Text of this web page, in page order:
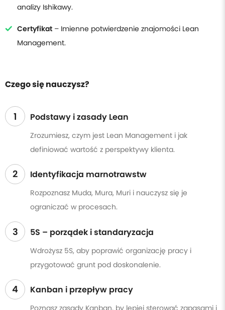
analizy Ishikawy.
Certyfikat – Imienne potwierdzenie znajomości Lean
Management.
Czego się nauczysz?
1 Podstawy i zasady Lean
Zrozumiesz, czym jest Lean Management i jak
definiować wartość z perspektywy klienta.
2 Identyfikacja marnotrawstw
Rozpoznasz Muda, Mura, Muri i nauczysz się je
ograniczać w procesach.
3 5S – porządek i standaryzacja
Wdrożysz 5S, aby poprawić organizację pracy i
przygotować grunt pod doskonalenie.
4 Kanban i przepływ pracy
Poznasz zasady Kanban, by lepiej sterować zapasami i